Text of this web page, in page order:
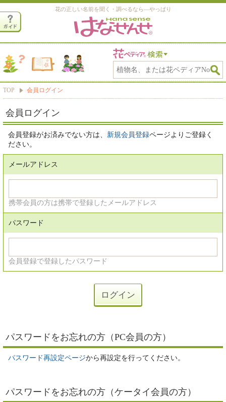
花の正しい名前を聞く・調べるなら―やっぱり
TOP 会員ログイン
会員ログイン
会員登録がお済みでない方は、 新規会員登録ページよりご登録く
ださい。
メールアドレス
携帯会員の方は携帯で登録したメールアドレス
パスワード
会員登録で登録したパスワード
パスワードをお忘れの方（PC会員の方）
パスワード再設定ページから再設定を行ってください。
パスワードをお忘れの方（ケータイ会員の方）